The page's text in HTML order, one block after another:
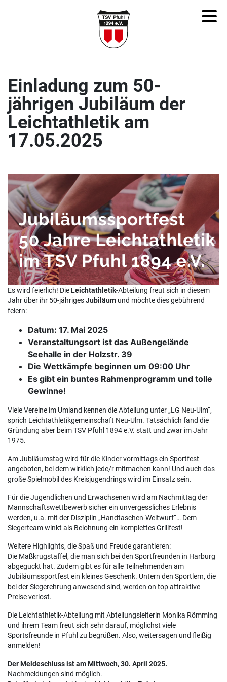
Einladung zum 50-
jährigen Jubiläum der
Leichtathletik am
17.05.2025
Es wird feierlich! DieLeichtathletik-Abteilung freut sich in diesem
Jahr über ihr 50-jährigesJubiläum und möchte dies gebührend
feiern:
Datum: 17. Mai 2025
Veranstaltungsort ist das Außengelände
Seehalle in der Holzstr. 39
Die Wettkämpfe beginnen um 09:00 Uhr
Es gibt ein buntes Rahmenprogramm und tolle
Gewinne!
Viele Vereine im Umland kennen die Abteilung unter „LG Neu-Ulm“,
sprich Leichtathletikgemeinschaft Neu-Ulm. Tatsächlich fand die
Gründung aber beim TSV Pfuhl 1894 e.V. statt und zwar im Jahr
1975.
Am Jubiläumstag wird für die Kinder vormittags ein Sportfest
angeboten, bei dem wirklich jede/r mitmachen kann! Und auch das
große Spielmobil des Kreisjugendrings wird im Einsatz sein.
Für die Jugendlichen und Erwachsenen wird am Nachmittag der
Mannschaftswettbewerb sicher ein unvergessliches Erlebnis
werden, u.a. mit der Disziplin „Handtaschen-Weitwurf“… Dem
Siegerteam winkt als Belohnung ein komplettes Grillfest!
Weitere Highlights, die Spaß und Freude garantieren:
Die Maßkrugstaffel, die man sich bei den Sportfreunden in Harburg
abgeguckt hat. Zudem gibt es für alle Teilnehmenden am
Jubiläumssportfest ein kleines Geschenk. Untern den Sportlern, die
bei der Siegerehrung anwesend sind, werden on top attraktive
Preise verlost.
Die Leichtathletik-Abteilung mit Abteilungsleiterin Monika Römming
und ihrem Team freut sich sehr darauf, möglichst viele
Sportsfreunde in Pfuhl zu begrüßen. Also, weitersagen und fleißig
anmelden!
Der Meldeschluss ist am Mittwoch, 30. April 2025.
Nachmeldungen sind möglich.